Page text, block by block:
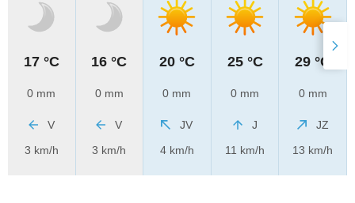
17 °C
0 mm
V
3 km/h
16 °C
0 mm
V
3 km/h
20 °C
0 mm
JV
4 km/h
25 °C
0 mm
J
11 km/h
29 °C
0 mm
JZ
13 km/h